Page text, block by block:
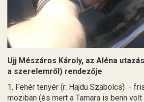
Ujj Mészáros Károly, az Aléna
a szerelemről) rendezője
1. Fehér tenyér (r: Hajdu Szabolcs) -
moziban (és mert a Tamara is benn